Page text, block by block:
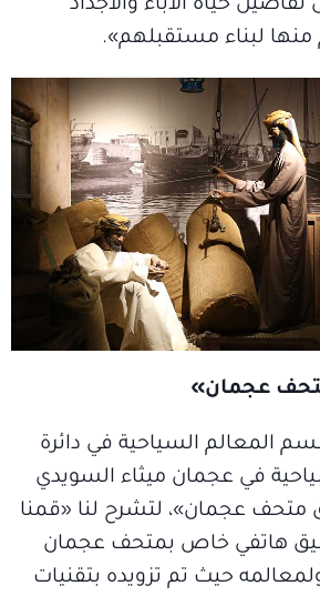
تفاصيل حياة الآباء والأجداد
منها لبناء مستقبلهم».
عجمان»
المعالم السياحية في دائرة
في عجمان ميثاء السويدي
متحف عجمان»، لتشرح لنا «قمنا
هاتفي خاص بمتحف عجمان
حيث تم تزويده بتقنيات